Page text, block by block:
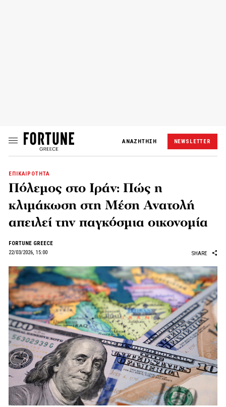
ΑΝΑΖΗΤΗΣΗ NEWSLETTER
ΕΠΙΚΑΙΡΟΤΗΤΑ
Πόλεμος στο Ιράν: Πώς η
κλιμάκωση στη Μέση Ανατολή
απειλεί την παγκόσμια οικονομία
FORTUNE GREECE
22/03/2026, 15:00
SHARE